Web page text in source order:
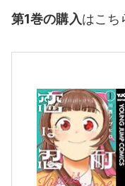
第1巻の購入はこち